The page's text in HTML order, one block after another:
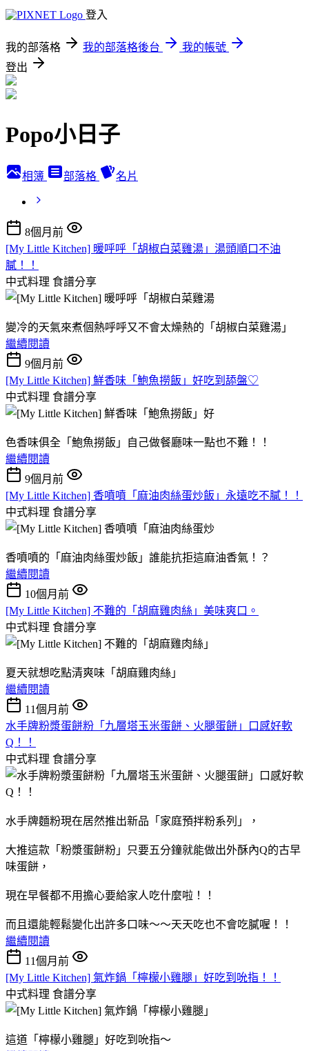
登入
我的部落格 我的部落格後台
我的帳號
登出
Popo小日子
相簿 部落格 名片
8個月前
[My Little Kitchen] 暖呼呼「胡椒白菜雞湯」湯頭順口不油
膩！！
中式料理 食譜分享
變冷的天氣來煮個熱呼呼又不會太燥熱的「胡椒白菜雞湯」
繼續閱讀
9個月前
[My Little Kitchen] 鮮香味「鮑魚撈飯」好吃到舔盤♡
中式料理 食譜分享
色香味俱全「鮑魚撈飯」自己做餐廳味一點也不難！！
繼續閱讀
9個月前
[My Little Kitchen] 香噴噴「麻油肉絲蛋炒飯」永遠吃不膩！！
中式料理 食譜分享
香噴噴的「麻油肉絲蛋炒飯」誰能抗拒這麻油香氣！？
繼續閱讀
10個月前
[My Little Kitchen] 不難的「胡麻雞肉絲」美味爽口。
中式料理 食譜分享
夏天就想吃點清爽味「胡麻雞肉絲」
繼續閱讀
11個月前
水手牌粉漿蛋餅粉「九層塔玉米蛋餅、火腿蛋餅」口感好軟
Q！！
中式料理 食譜分享
水手牌麵粉現在居然推出新品「家庭預拌粉系列」，
大推這款「粉漿蛋餅粉」只要五分鐘就能做出外酥內Q的古早
味蛋餅，
現在早餐都不用擔心要給家人吃什麼啦！！
而且還能輕鬆變化出許多口味～～天天吃也不會吃膩喔！！
繼續閱讀
11個月前
[My Little Kitchen] 氣炸鍋「檸檬小雞腿」好吃到吮指！！
中式料理 食譜分享
這道「檸檬小雞腿」好吃到吮指～